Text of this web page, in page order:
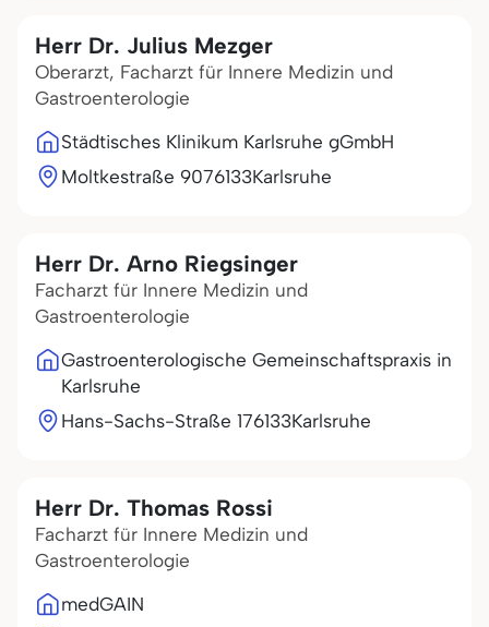
Herr Dr. Julius Mezger
Oberarzt, Facharzt für Innere Medizin und
Gastroenterologie
Städtisches Klinikum Karlsruhe gGmbH
Moltkestraße 9076133Karlsruhe
Herr Dr. Arno Riegsinger
Facharzt für Innere Medizin und
Gastroenterologie
Gastroenterologische Gemeinschaftspraxis in
Karlsruhe
Hans-Sachs-Straße 176133Karlsruhe
Herr Dr. Thomas Rossi
Facharzt für Innere Medizin und
Gastroenterologie
medGAIN